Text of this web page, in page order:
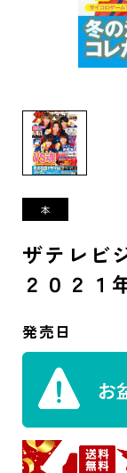
ザテレ
２０２１
発売日